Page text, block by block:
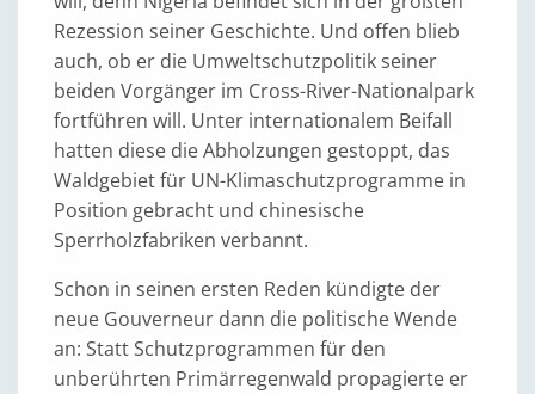
Rezession seiner Geschichte. Und offen blieb
auch, ob er die Umweltschutzpolitik seiner
beiden Vorgänger im Cross-River-Nationalpark
fortführen will. Unter internationalem Beifall
hatten diese die Abholzungen gestoppt, das
Waldgebiet für UN-Klimaschutzprogramme in
Position gebracht und chinesische
Sperrholzfabriken verbannt.
Schon in seinen ersten Reden kündigte der
neue Gouverneur dann die politische Wende
an: Statt Schutzprogrammen für den
unberührten Primärregenwald propagierte er